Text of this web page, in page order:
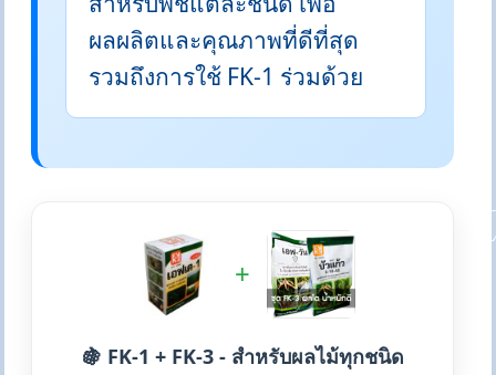
ผลผลิตและคุณภาพที่ดีที่สุด
รวมถึงการใช้ FK-1 ร่วมด้วย
+
🍇 FK-1 + FK-3 - สำหรับผลไม้ทุกชนิด